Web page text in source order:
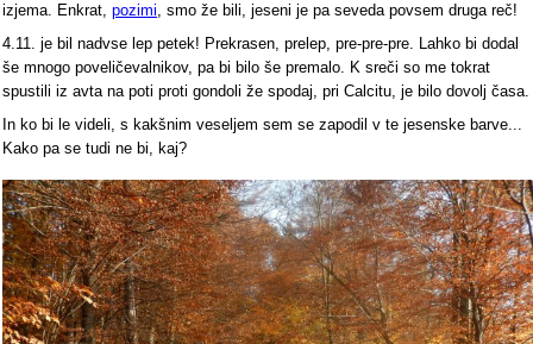
izjema. Enkrat, pozimi, smo že bili, jeseni je pa seveda povsem druga reč!
4.11. je bil nadvse lep petek! Prekrasen, prelep, pre-pre-pre. Lahko bi dodal
še mnogo poveličevalnikov, pa bi bilo še premalo. K sreči so me tokrat
spustili iz avta na poti proti gondoli že spodaj, pri Calcitu, je bilo dovolj časa.
In ko bi le videli, s kakšnim veseljem sem se zapodil v te jesenske barve...
Kako pa se tudi ne bi, kaj?